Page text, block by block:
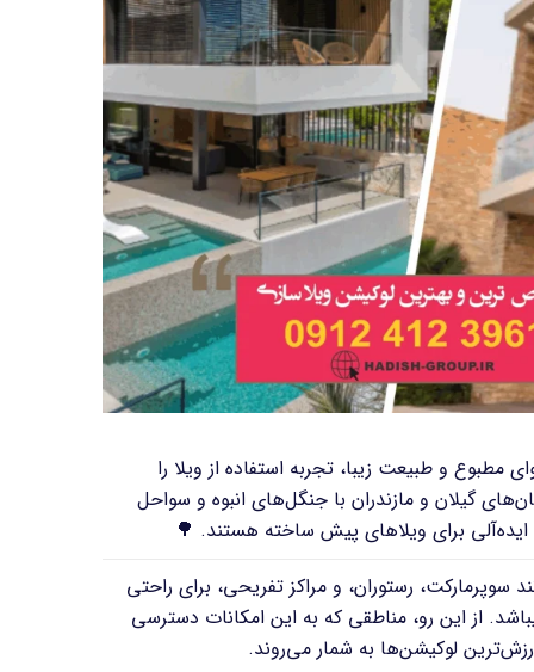
مطبوع و طبیعت زیبا، تجربه استفاده از ویلا را
گیلان و مازندران با جنگل‌های انبوه و سواحل
ایده‌آلی برای ویلاهای پیش ساخته هستند. 🌳
سوپرمارکت، رستوران، و مراکز تفریحی، برای راحتی
از این رو، مناطقی که به این امکانات دسترسی
ارزش‌ترین لوکیشن‌ها به شمار می‌روند.